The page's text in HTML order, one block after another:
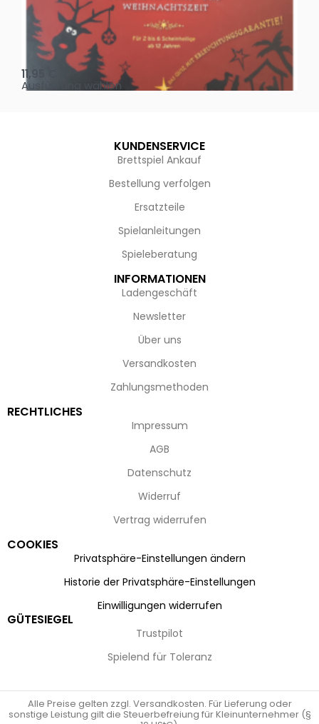
Oh, heilige Nacht!
11,95
Ausführung wählen
KUNDENSERVICE
Brettspiel Ankauf
Bestellung verfolgen
Ersatzteile
Spielanleitungen
Spieleberatung
INFORMATIONEN
Ladengeschäft
Newsletter
Über uns
Versandkosten
Zahlungsmethoden
RECHTLICHES
Impressum
AGB
Datenschutz
Widerruf
Vertrag widerrufen
COOKIES
Privatsphäre-Einstellungen ändern
Historie der Privatsphäre-Einstellungen
Einwilligungen widerrufen
GÜTESIEGEL
Trustpilot
Spielend für Toleranz
Alle Preise gelten zzgl. Versandkosten. Für Lieferung oder
sonstige Leistung gilt die Steuerbefreiung für Kleinunternehmer (§